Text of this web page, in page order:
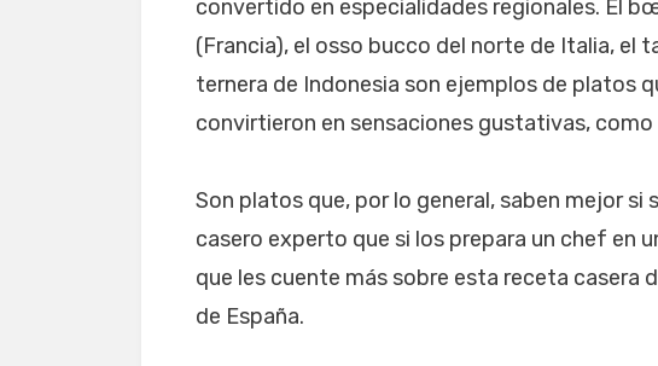
convertido en especialidades regionales. El
(Francia), el osso bucco del norte de Italia, el
ternera de Indonesia son ejemplos de platos
convirtieron en sensaciones gustativas,
Son platos que, por lo general, saben mejor si
casero experto que si los prepara un chef en
que les cuente más sobre esta receta casera
de España.